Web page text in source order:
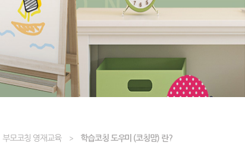
부모코칭 영재교육 학습코칭 도우미 (코칭맘) 란?